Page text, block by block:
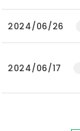
2024/06/26
2024/06/17